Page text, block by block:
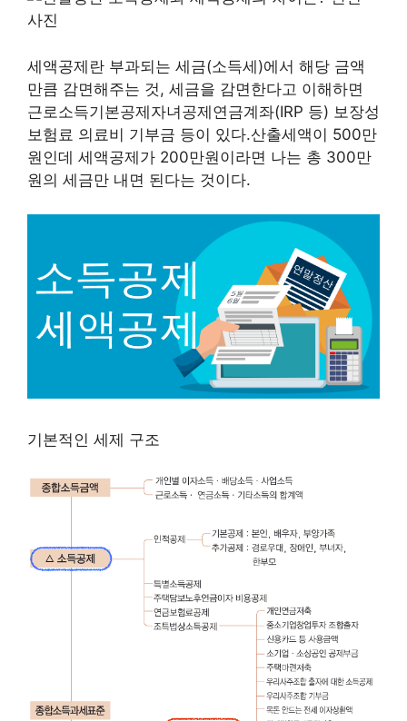
세액공제란 부과되는 세금(소득세)에서 해당 금액
만큼 감면해주는 것, 세금을 감면한다고 이해하면
근로소득기본공제자녀공제연금계좌(IRP 등) 보장성
보험료 의료비 기부금 등이 있다.산출세액이 500만
원인데 세액공제가 200만원이라면 나는 총 300만
원의 세금만 내면 된다는 것이다.
기본적인 세제 구조